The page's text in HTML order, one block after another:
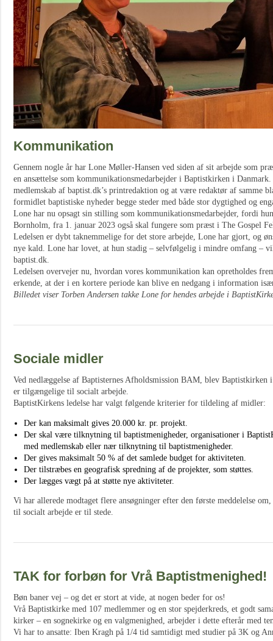
Kommunikation
Gennem nogle år har Lone Møller-Hansen ved siden af sit arbejde som
en ansættelse som kommunikationsmedarbejder i Baptistkirken i Danmark.
medlemskab af baptist.dk’s printredaktion og at være redaktør af samme
formidlet baptistiske nyheder begge steder med både stor dygtighed og
Lone har nu opsagt sin stilling som kommunikationsmedarbejder, fordi
Bornholm, fra 1. januar 2023 også skal fungere som præst i The Gospel
Ledelsen er dybt taknemmelige for det store arbejde, Lone har gjort, og
nye kald. Lone har lovet, at hun stadig – selvfølgelig i mindre omfang
baptist.dk.
Ledelsen overvejer nu, hvordan vores kommunikation kan opretholdes
erkende, at der i en kortere periode kan blive en nedgang i information
Billedet viser Torben Andersen takke Lone for hendes arbejde i
Sociale midler
Ved nedlæggelse af Baptisternes Afholdsmission BAM, blev
er tilgængelige til socialt arbejde.
BaptistKirkens ledelse har valgt følgende kriterier for tildeling af midler:
Der kan maksimalt gives 20.000 kr. pr. projekt.
Der skal være tilknytning til baptistmenigheder, organisationer i
med medlemskab eller nær tilknytning til baptistmenigheder.
Der gives maksimalt 50 % af det samlede budget for aktiviteten.
Der tilstræbes en geografisk spredning af de projekter, som støttes.
Der lægges vægt på at støtte nye aktiviteter.
Vi har allerede modtaget flere ansøgninger efter den første meddelelse
til socialt arbejde er til stede.
TAK for forbøn for Vrå Baptistmenighed!
Bøn baner vej – og det er stort at vide, at nogen beder for os!
Vrå Baptistkirke med 107 medlemmer og en stor spejderkreds, et godt
kirker – en sognekirke og en valgmenighed, arbejder i dette efterår med
Vi har to ansatte: Iben Kragh på 1/4 tid samtidigt med studier på 3K og